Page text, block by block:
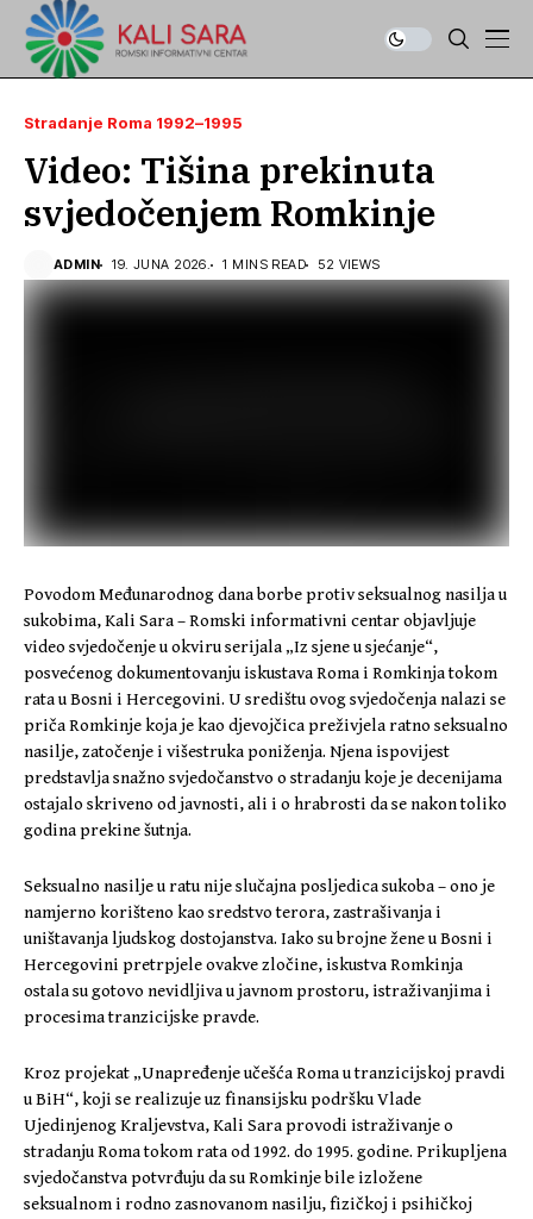
Stradanje Roma 1992–1995
Video: Tišina prekinuta
svjedočenjem Romkinje
ADMIN 19. JUNA 2026. 1 MINS READ 52 VIEWS
Povodom Međunarodnog dana borbe protiv seksualnog nasilja u
sukobima, Kali Sara – Romski informativni centar objavljuje
video svjedočenje u okviru serijala „Iz sjene u sjećanje“,
posvećenog dokumentovanju iskustava Roma i Romkinja tokom
rata u Bosni i Hercegovini. U središtu ovog svjedočenja nalazi se
priča Romkinje koja je kao djevojčica preživjela ratno seksualno
nasilje, zatočenje i višestruka poniženja. Njena ispovijest
predstavlja snažno svjedočanstvo o stradanju koje je decenijama
ostajalo skriveno od javnosti, ali i o hrabrosti da se nakon toliko
godina prekine šutnja.
Seksualno nasilje u ratu nije slučajna posljedica sukoba – ono je
namjerno korišteno kao sredstvo terora, zastrašivanja i
uništavanja ljudskog dostojanstva. Iako su brojne žene u Bosni i
Hercegovini pretrpjele ovakve zločine, iskustva Romkinja
ostala su gotovo nevidljiva u javnom prostoru, istraživanjima i
procesima tranzicijske pravde.
Kroz projekat „Unapređenje učešća Roma u tranzicijskoj pravdi
u BiH“, koji se realizuje uz finansijsku podršku Vlade
Ujedinjenog Kraljevstva, Kali Sara provodi istraživanje o
stradanju Roma tokom rata od 1992. do 1995. godine. Prikupljena
svjedočanstva potvrđuju da su Romkinje bile izložene
seksualnom i rodno zasnovanom nasilju, fizičkoj i psihičkoj